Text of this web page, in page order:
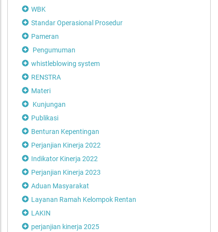
WBK
Standar Operasional Prosedur
Pameran
Pengumuman
whistleblowing system
RENSTRA
Materi
Kunjungan
Publikasi
Benturan Kepentingan
Perjanjian Kinerja 2022
Indikator Kinerja 2022
Perjanjian Kinerja 2023
Aduan Masyarakat
Layanan Ramah Kelompok Rentan
LAKIN
perjanjian kinerja 2025